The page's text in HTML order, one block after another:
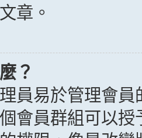
章。
？
員易於管理會
會員群組可以